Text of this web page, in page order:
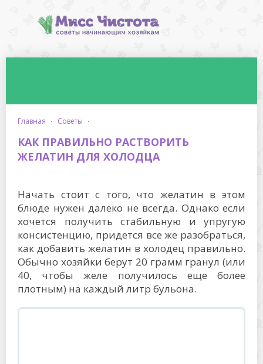
главная · советы ·
КАК ПРАВИЛЬНО РАСТВОРИТЬ
ЖЕЛАТИН ДЛЯ ХОЛОДЦА
Начать стоит с того, что желатин в этом
блюде нужен далеко не всегда. Однако если
хочется получить стабильную и упругую
консистенцию, придется все же разобраться,
как добавить желатин в холодец правильно.
Обычно хозяйки берут 20 грамм гранул (или
40, чтобы желе получилось еще более
плотным) на каждый литр бульона.